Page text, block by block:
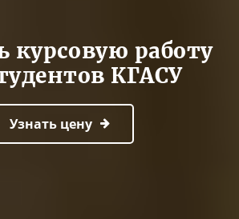
курсовую работу
КГАСУ
Узнать цену